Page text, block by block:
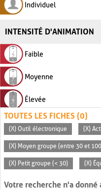
Individuel
INTENSITÉ D'ANIMATION
Faible
Moyenne
Élevée
TOUTES LES FICHES (0)
(X) Outil électronique (X)
(X) Moyen groupe (entre 30 et
(X) Petit groupe (< 30) (X)
Votre recherche n'a donné